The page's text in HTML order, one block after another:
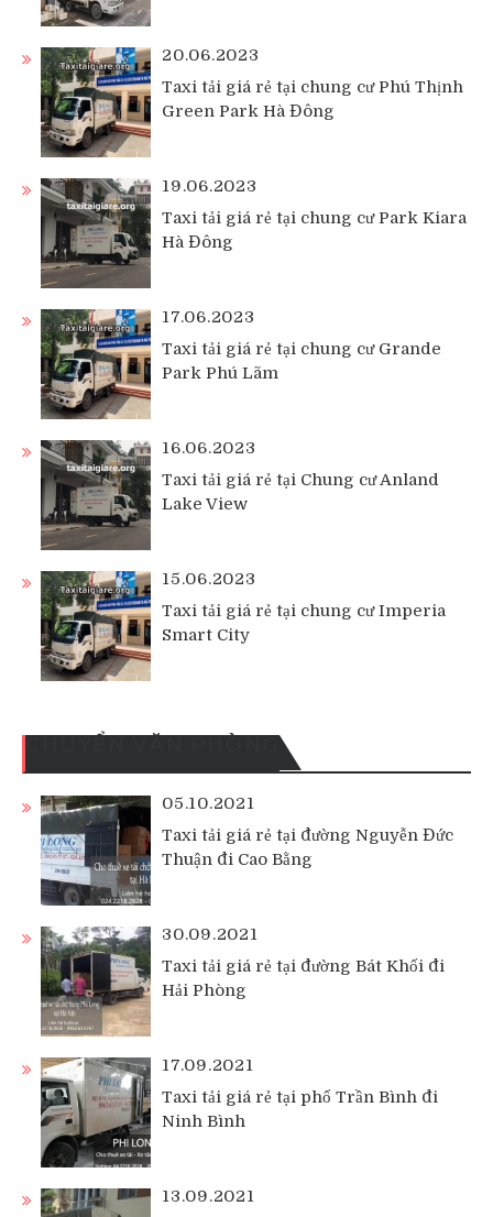
20.06.2023
Taxi tải giá rẻ tại chung cư Phú Thịnh
Green Park Hà Đông
19.06.2023
Taxi tải giá rẻ tại chung cư Park Kiara
Hà Đông
17.06.2023
Taxi tải giá rẻ tại chung cư Grande
Park Phú Lãm
16.06.2023
Taxi tải giá rẻ tại Chung cư Anland
Lake View
15.06.2023
Taxi tải giá rẻ tại chung cư Imperia
Smart City
05.10.2021
Taxi tải giá rẻ tại đường Nguyễn Đức
Thuận đi Cao Bằng
30.09.2021
Taxi tải giá rẻ tại đường Bát Khối đi
Hải Phòng
17.09.2021
Taxi tải giá rẻ tại phố Trần Bình đi
Ninh Bình
13.09.2021